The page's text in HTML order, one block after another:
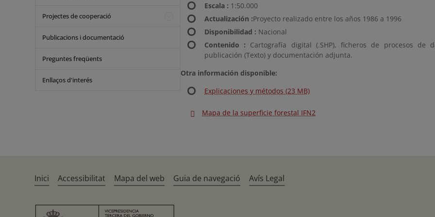
Projectes de cooperació
Publicacions i documentació
Preguntes freqüents
Enllaços d'interés
Escala : 1:50.000
Actualización :Proyecto realizado entre los años 1986 a 1996
Disponibilidad : Nacional
Contenido : Cartografía digital (.SHP), ficheros de procesos de
publicación (Texto) y documentación adjunta.
Otra información disponible:
Explicaciones y métodos (23 MB)
Mapa de la superficie forestal IFN2
Inici Accessibilitat Mapa del web Guia de navegació Avís Legal